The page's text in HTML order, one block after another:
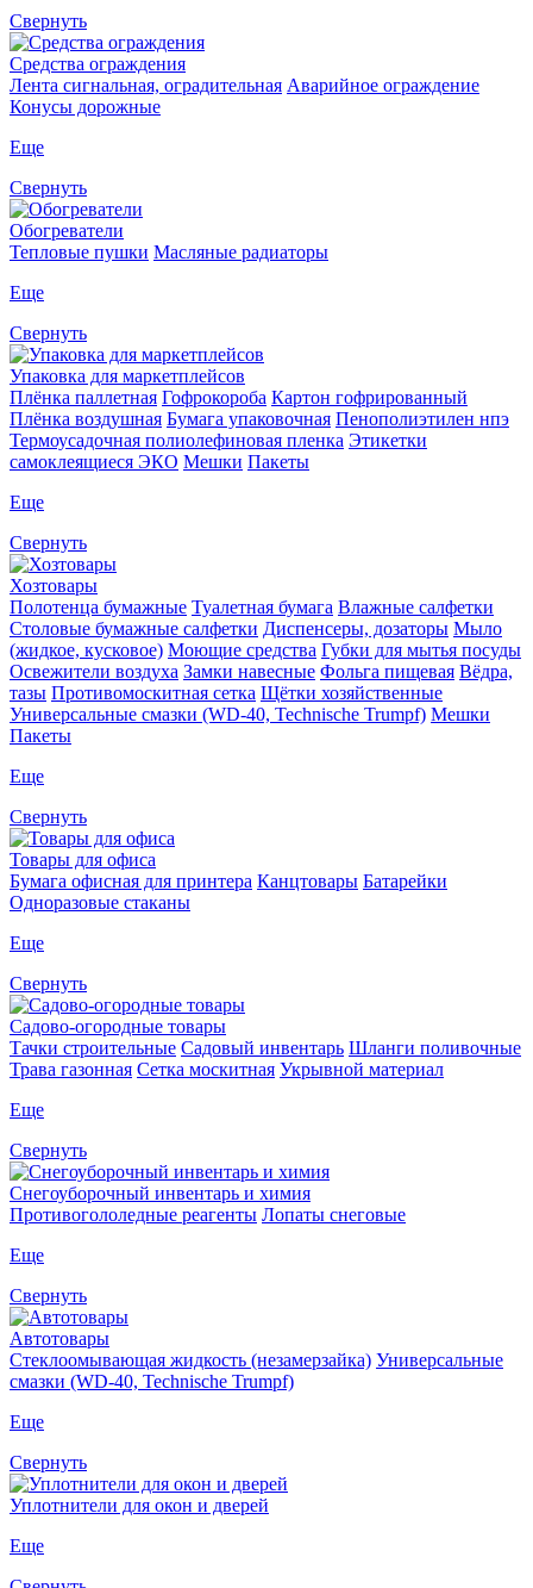
Свернуть
Средства ограждения
Лента сигнальная, оградительная Аварийное ограждение
Конусы дорожные
Еще
Свернуть
Обогреватели
Тепловые пушки Масляные радиаторы
Еще
Свернуть
Упаковка для маркетплейсов
Плёнка паллетная Гофрокороба Картон гофрированный
Плёнка воздушная Бумага упаковочная Пенополиэтилен нпэ
Термоусадочная полиолефиновая пленка Этикетки
самоклеящиеся ЭКО Мешки Пакеты
Еще
Свернуть
Хозтовары
Полотенца бумажные Туалетная бумага Влажные салфетки
Столовые бумажные салфетки Диспенсеры, дозаторы Мыло
(жидкое, кусковое) Моющие средства Губки для мытья посуды
Освежители воздуха Замки навесные Фольга пищевая Вёдра,
тазы Противомоскитная сетка Щётки хозяйственные
Универсальные смазки (WD-40, Technische Trumpf) Мешки
Пакеты
Еще
Свернуть
Товары для офиса
Бумага офисная для принтера Канцтовары Батарейки
Одноразовые стаканы
Еще
Свернуть
Садово-огородные товары
Тачки строительные Садовый инвентарь Шланги поливочные
Трава газонная Сетка москитная Укрывной материал
Еще
Свернуть
Снегоуборочный инвентарь и химия
Противогололедные реагенты Лопаты снеговые
Еще
Свернуть
Автотовары
Стеклоомывающая жидкость (незамерзайка) Универсальные
смазки (WD-40, Technische Trumpf)
Еще
Свернуть
Уплотнители для окон и дверей
Еще